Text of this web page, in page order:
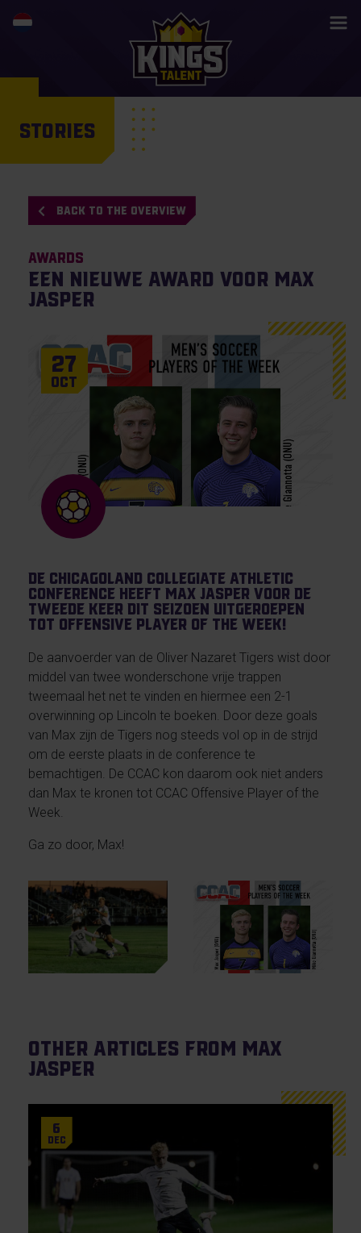
STORIES
BACK TO THE OVERVIEW
Awards
Een nieuwe award voor Max
Jasper
27
Oct
De Chicagoland Collegiate Athletic
Conference heeft Max Jasper voor de
tweede keer dit seizoen uitgeroepen
tot Offensive Player of the Week!
De aanvoerder van de Oliver Nazaret Tigers wist door
middel van twee wonderschone vrije trappen
tweemaal het net te vinden en hiermee een 2-1
overwinning op Lincoln te boeken. Door deze goals
van Max zijn de Tigers nog steeds vol op in de strijd
om de eerste plaats in de conference te
bemachtigen. De CCAC kon daarom ook niet anders
dan Max te kronen tot CCAC Offensive Player of the
Week.
Ga zo door, Max!
Other articles from Max
Jasper
6
Dec